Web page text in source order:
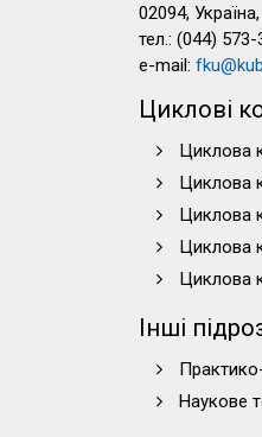
02094,
тел.: (044)
e-mail:
Циклові
Циклова
Циклова
Циклова
Циклова
Циклова
Інші
Наукове